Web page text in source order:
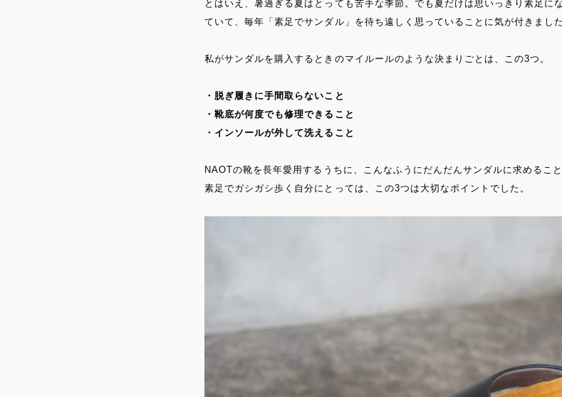
とはいえ、暑過ぎる夏はとっても苦手な季節。でも夏だけは思いっきり素足に
ていて、毎年「素足でサンダル」を待ち遠しく思っていることに気が付きまし
私がサンダルを購入するときのマイルールのような決まりごとは、この3つ。
・脱ぎ履きに手間取らないこと
・靴底が何度でも修理できること
・インソールが外して洗えること
NAOTの靴を長年愛用するうちに、こんなふうにだんだんサンダルに求めるこ
素足でガシガシ歩く自分にとっては、この3つは大切なポイントでした。